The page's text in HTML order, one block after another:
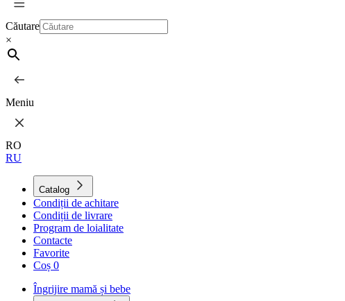
Căutare
×
Meniu
RO
RU
Catalog
Condiții de achitare
Condiții de livrare
Program de loialitate
Contacte
Favorite
Coș 0
Îngrijire mamă și bebe